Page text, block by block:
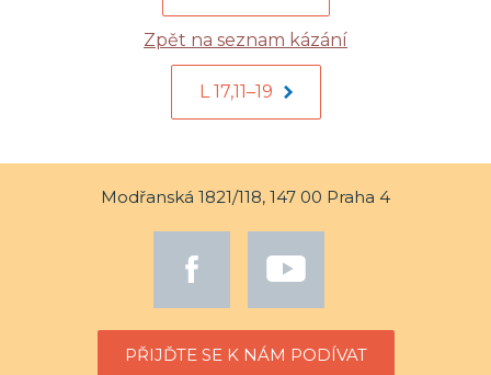
Zpět na seznam kázání
L 17,11–19
Modřanská 1821/118, 147 00 Praha 4
PŘIJĎTE SE K NÁM PODÍVAT